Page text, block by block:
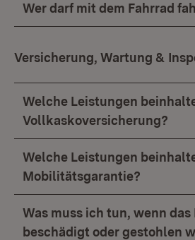
Wer darf mit dem Fahrrad
Versicherung, Wartung &
Welche Leistungen
Vollkaskoversicherung?
Welche Leistungen
Mobilitätsgarantie?
Was muss ich tun, wenn das
beschädigt oder gestohlen